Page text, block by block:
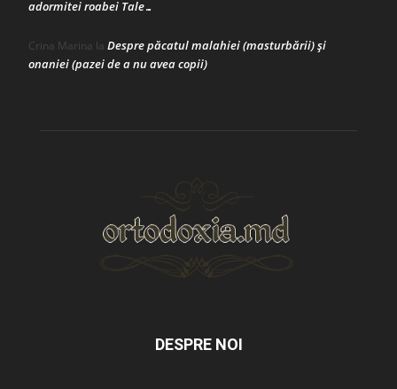
adormitei roabei Tale…
Crina Marina la Despre păcatul malahiei (masturbării) şi
onaniei (pazei de a nu avea copii)
DESPRE NOI